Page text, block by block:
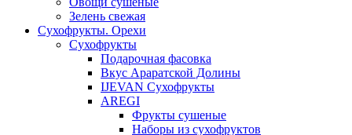
Зелень свежая
Сухофрукты. Орехи
Сухофрукты
Подарочная фасовка
Вкус Араратской Долины
IJEVAN Сухофрукты
AREGI
Фрукты сушеные
Наборы из сухофруктов